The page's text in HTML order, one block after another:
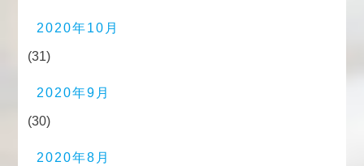
2020年10月
(31)
2020年9月
(30)
2020年8月